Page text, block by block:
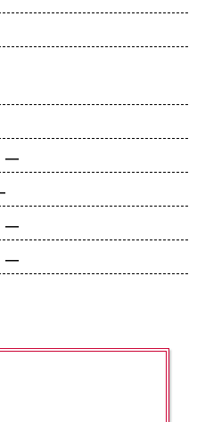
―
―
―